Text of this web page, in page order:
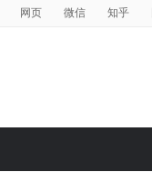
网页 微信 知乎